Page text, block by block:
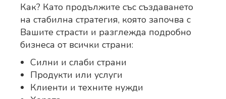
Как? Като продължите със създаването
на стабилна стратегия, която започва с
Вашите страсти и разглежда подробно
бизнеса от всички страни:
Силни и слаби страни
Продукти или услуги
Клиенти и техните нужди